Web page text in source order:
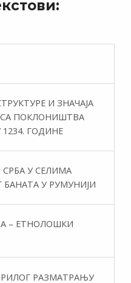
И ЗНАЧАЈА
ПОКЛОНИШТВА
ГОДИНЕ
У СЕЛИМА
БАНАТА У РУМУНИЈИ
– ЕТНОЛОШКИ
РАЗМАТРАЊУ